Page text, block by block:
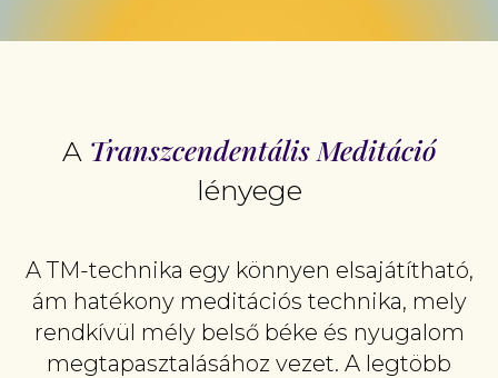
A Transzcendentális Meditáció
lényege
A TM-technika egy könnyen elsajátítható,
ám hatékony meditációs technika, mely
rendkívül mély belső béke és nyugalom
megtapasztalásához vezet. A legtöbb